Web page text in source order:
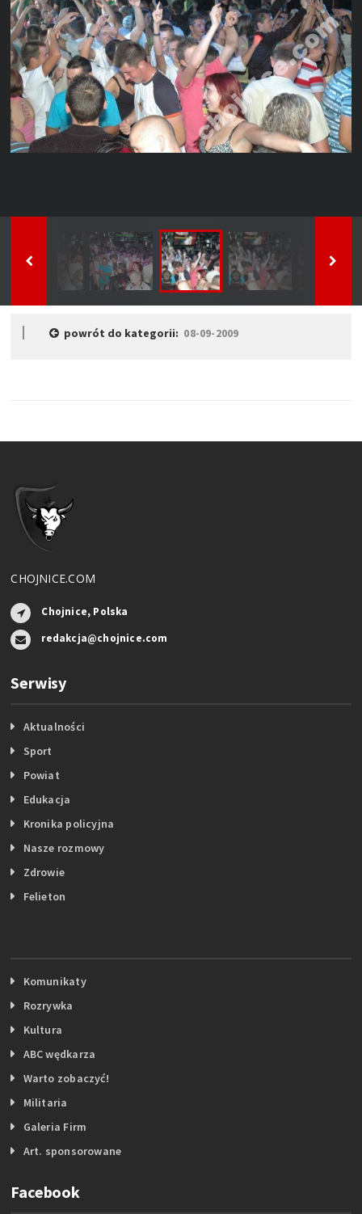
powrót do kategorii: 08-09-2009
CHOJNICE.COM
Chojnice, Polska
redakcja@chojnice.com
Serwisy
Aktualności
Sport
Powiat
Edukacja
Kronika policyjna
Nasze rozmowy
Zdrowie
Felieton
Komunikaty
Rozrywka
Kultura
ABC wędkarza
Warto zobaczyć!
Militaria
Galeria Firm
Art. sponsorowane
Facebook